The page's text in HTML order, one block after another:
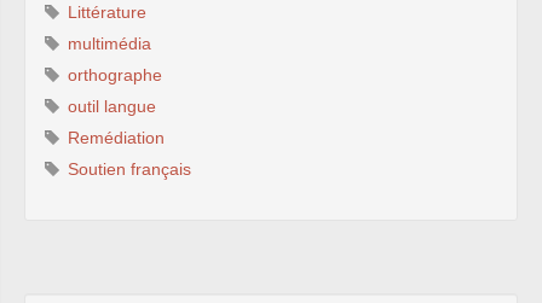
Littérature
multimédia
orthographe
outil langue
Remédiation
Soutien français